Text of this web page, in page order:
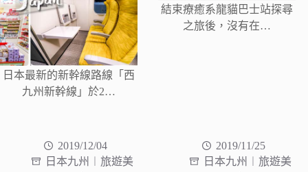
日本最新的新幹線路線「西
九州新幹線」於2…
結束療癒系龍貓巴士站探尋
之旅後，沒有在…
2019/12/04
日本九州︱旅遊美
2019/11/25
日本九州︱旅遊美